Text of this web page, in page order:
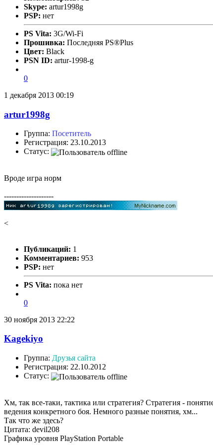
Skype: artur1998g
PSP: нет
PS Vita: 3G/Wi-Fi
Прошивка: Последняя PS®Plus
Цвет: Black
PSN ID: artur-1998-g
0
1 декабря 2013 00:19
artur1998g
Группа: Посетитель
Регистрация: 23.10.2013
Статус:
Вроде игра норм
--------------------
<
Публикаций: 1
Комментариев: 953
PSP: нет
PS Vita: пока нет
0
30 ноября 2013 22:22
Kagekiyo
Группа: Друзья сайта
Регистрация: 22.10.2012
Статус:
Хм, так все-таки, тактика или стратегия? Стратегия -
ведения конкретного боя. Немного разные понятия, хм...
Так что же здесь?
Цитата: devil208
Графика уровня PlayStation Portable